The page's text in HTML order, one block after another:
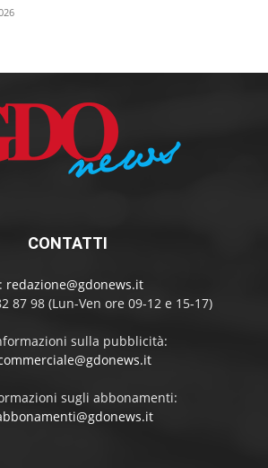
CONTATTI
redazione@gdonews.it
87 98 (Lun-Ven ore 09-12 e 15-17)
sulla pubblicità:
sugli abbonamenti: